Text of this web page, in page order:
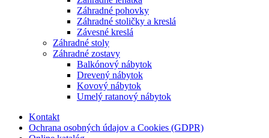
Záhradné pohovky
Záhradné stoličky a kreslá
Závesné kreslá
Záhradné stoly
Záhradné zostavy
Balkónový nábytok
Drevený nábytok
Kovový nábytok
Umelý ratanový nábytok
Kontakt
Ochrana osobných údajov a Cookies (GDPR)